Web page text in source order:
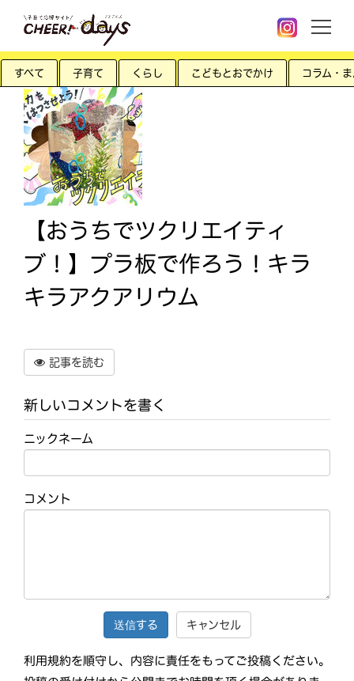
すべて 子育て くらし こどもとおでかけ コラム・
【おうちでツクリエイティ
ブ！】プラ板で作ろう！キラ
キラアクアリウム
記事を読む
新しいコメントを書く
ニックネーム
コメント
キャンセル
利用規約を順守し、内容に責任をもってご投稿ください。